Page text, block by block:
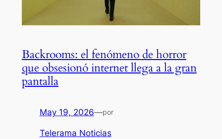
Backrooms: el fenómeno de horror
que obsesionó internet llega a la gran
pantalla
May 19, 2026—por
Telerama Noticias